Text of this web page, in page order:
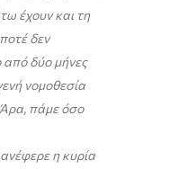
έχουν και τη
δεν
από δύο μήνες
νομοθεσία
Άρα, πάμε όσο
η κυρία